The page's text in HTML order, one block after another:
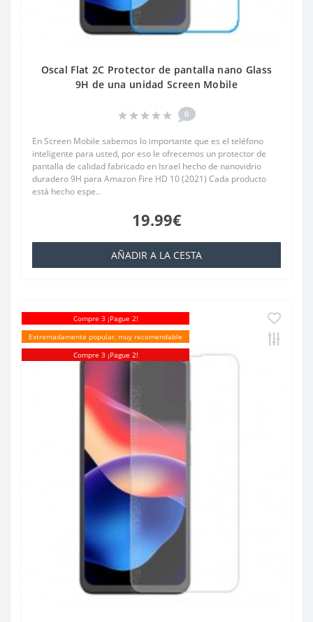
Oscal Flat 2C Protector de pantalla nano Glass
9H de una unidad Screen Mobile
0
En Screen Mobile sabemos lo importante que es el teléfono
inteligente para usted, por eso le ofrecemos un protector de
pantalla de calidad fabricado en Israel hecho de nanovidrio
duradero 9H para Amazon Fire HD 10 (2021) Cada producto
está hecho espe..
19.99€
AÑADIR A LA CESTA
Compre 3 ¡Pague 2!
Extremadamente popular, muy recomendable
Compre 3 ¡Pague 2!